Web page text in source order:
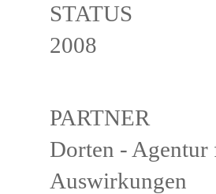
STATUS
2008
PARTNER
Dorten -
Auswirkungen